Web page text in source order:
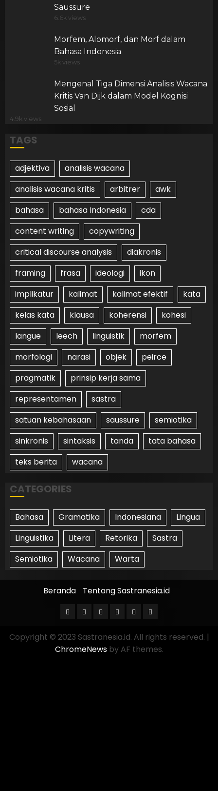
Saussure
6.6k views
Morfem, Alomorf, dan Morf dalam
Bahasa Indonesia
5k views
Mengenal Tiga Dimensi Analisis Wacana
Kritis Van Dijk dalam Model Kognisi
Sosial
4.9k views
TAGS
adjektiva
analisis wacana
analisis wacana kritis
arbitrer
awk
bahasa
bahasa Indonesia
cda
content writing
copywriting
critical discourse analysis
diakronis
framing
frasa ideologi
ikon
implikatur
kalimat kalimat efektif
kata
kelas kata
klausa koherensi
kohesi
langue
leech linguistik
morfem
morfologi
narasi objek
peirce
pragmatik
prinsip kerja sama
representamen
sastra
satuan kebahasaan
saussure
semiotika
sinkronis
sintaksis tanda
tata bahasa
teks berita
wacana
CATEGORIES
Bahasa Gramatika Indonesiana
Lingua
Linguistika
Litera Retorika
Sastra
Semiotika
Wacana Warta
Beranda Tentang Sastranesia.id
Copyright © 2023 Sastranesia.id. All rights reserved. |
ChromeNewsby AF themes.